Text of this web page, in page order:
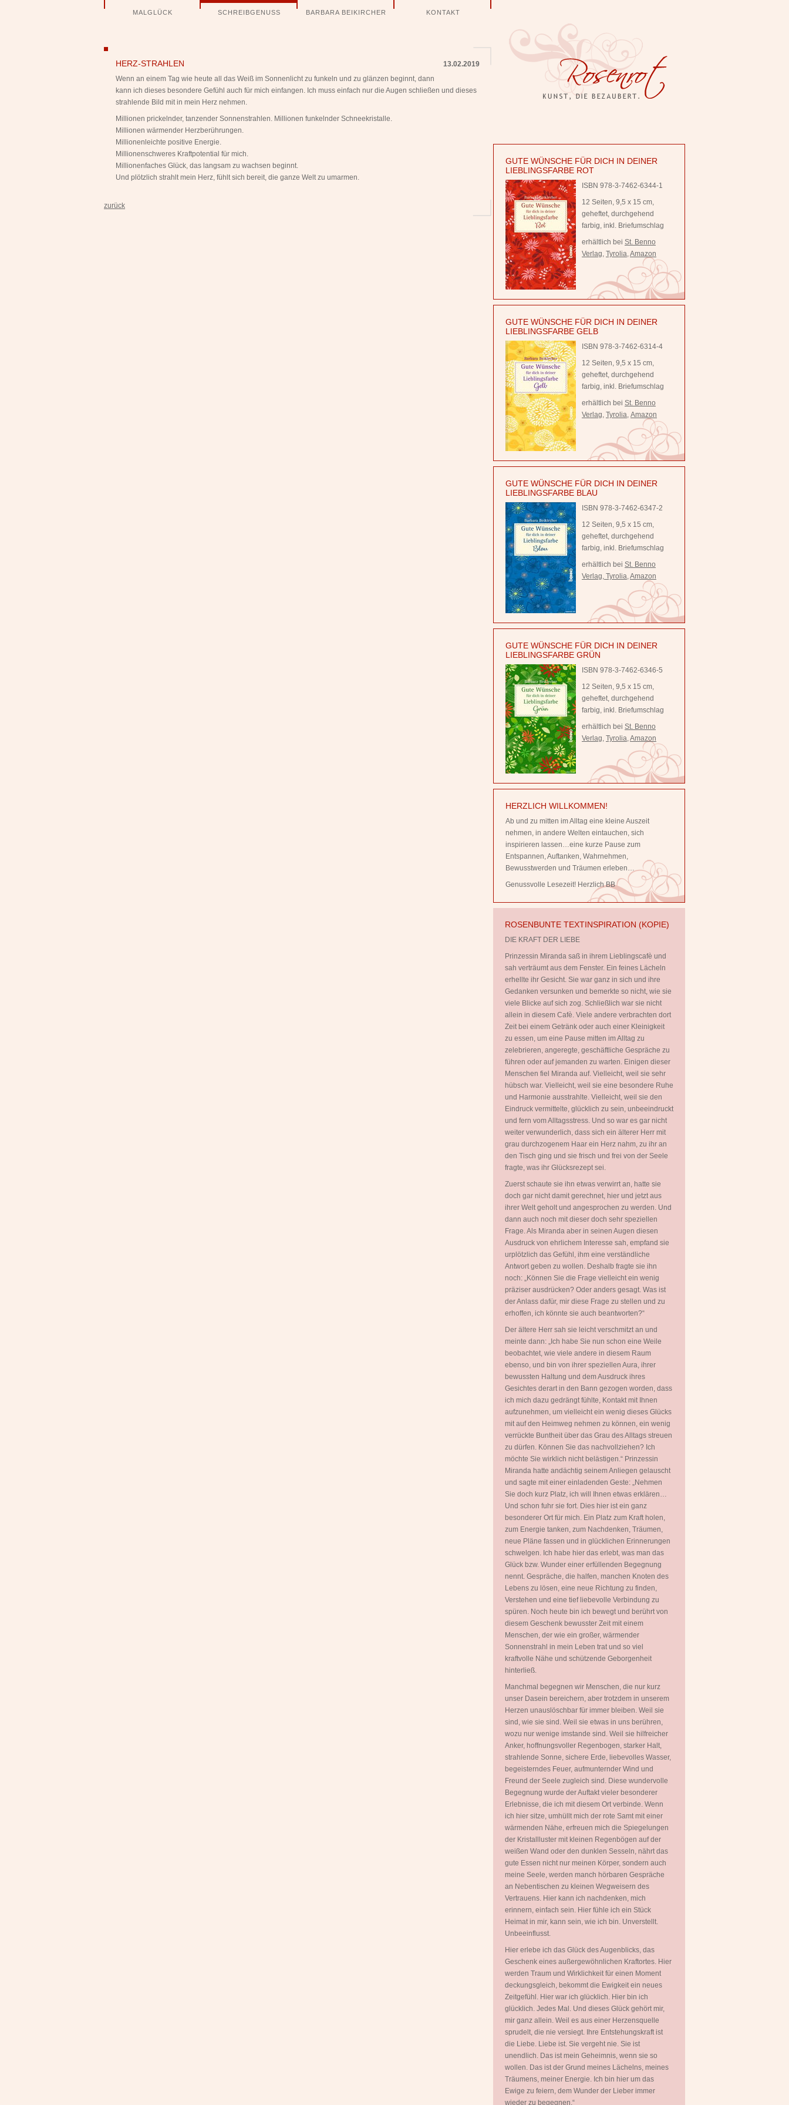
überspringenMALGLÜCK SCHREIBGENUSS BARBARA BEIKIRCHER KONTAKT
HERZ-STRAHLEN
13.02.2019
Wenn an einem Tag wie heute all das Weiß im Sonnenlicht zu funkeln und zu glänzen beginnt, dann
kann ich dieses besondere Gefühl auch für mich einfangen. Ich muss einfach nur die Augen schließen und dieses
strahlende Bild mit in mein Herz nehmen.
Millionen prickelnder, tanzender Sonnenstrahlen. Millionen funkelnder Schneekristalle.
Millionen wärmender Herzberührungen.
Millionenleichte positive Energie.
Millionenschweres Kraftpotential für mich.
Millionenfaches Glück, das langsam zu wachsen beginnt.
Und plötzlich strahlt mein Herz, fühlt sich bereit, die ganze Welt zu umarmen.
zurück
GUTE WÜNSCHE FÜR DICH IN DEINER
LIEBLINGSFARBE ROT
ISBN 978-3-7462-6344-1
12 Seiten, 9,5 x 15 cm,
geheftet, durchgehend
farbig, inkl. Briefumschlag
erhältlich bei St. Benno
Verlag, Tyrolia,Amazon
GUTE WÜNSCHE FÜR DICH IN DEINER
LIEBLINGSFARBE GELB
ISBN 978-3-7462-6314-4
12 Seiten, 9,5 x 15 cm,
geheftet, durchgehend
farbig, inkl. Briefumschlag
erhältlich bei St. Benno
Verlag, Tyrolia, Amazon
GUTE WÜNSCHE FÜR DICH IN DEINER
LIEBLINGSFARBE BLAU
ISBN 978-3-7462-6347-2
12 Seiten, 9,5 x 15 cm,
geheftet, durchgehend
farbig, inkl. Briefumschlag
erhältlich bei St. Benno
Verlag, Tyrolia,Amazon
GUTE WÜNSCHE FÜR DICH IN DEINER
LIEBLINGSFARBE GRÜN
ISBN 978-3-7462-6346-5
12 Seiten, 9,5 x 15 cm,
geheftet, durchgehend
farbig, inkl. Briefumschlag
erhältlich bei St. Benno
Verlag, Tyrolia,Amazon
HERZLICH WILLKOMMEN!
Ab und zu mitten im Alltag eine kleine Auszeit
nehmen, in andere Welten eintauchen, sich
inspirieren lassen…eine kurze Pause zum
Entspannen, Auftanken, Wahrnehmen,
Bewusstwerden und Träumen erleben…
Genussvolle Lesezeit! Herzlich BB
ROSENBUNTE TEXTINSPIRATION (KOPIE)
DIE KRAFT DER LIEBE
Prinzessin Miranda saß in ihrem Lieblingscafè und
sah verträumt aus dem Fenster. Ein feines Lächeln
erhellte ihr Gesicht. Sie war ganz in sich und ihre
Gedanken versunken und bemerkte so nicht, wie sie
viele Blicke auf sich zog. Schließlich war sie nicht
allein in diesem Cafè. Viele andere verbrachten dort
Zeit bei einem Getränk oder auch einer Kleinigkeit
zu essen, um eine Pause mitten im Alltag zu
zelebrieren, angeregte, geschäftliche Gespräche zu
führen oder auf jemanden zu warten. Einigen dieser
Menschen fiel Miranda auf. Vielleicht, weil sie sehr
hübsch war. Vielleicht, weil sie eine besondere Ruhe
und Harmonie ausstrahlte. Vielleicht, weil sie den
Eindruck vermittelte, glücklich zu sein, unbeeindruckt
und fern vom Alltagsstress. Und so war es gar nicht
weiter verwunderlich, dass sich ein älterer Herr mit
grau durchzogenem Haar ein Herz nahm, zu ihr an
den Tisch ging und sie frisch und frei von der Seele
fragte, was ihr Glücksrezept sei.
Zuerst schaute sie ihn etwas verwirrt an, hatte sie
doch gar nicht damit gerechnet, hier und jetzt aus
ihrer Welt geholt und angesprochen zu werden. Und
dann auch noch mit dieser doch sehr speziellen
Frage. Als Miranda aber in seinen Augen diesen
Ausdruck von ehrlichem Interesse sah, empfand sie
urplötzlich das Gefühl, ihm eine verständliche
Antwort geben zu wollen. Deshalb fragte sie ihn
noch: „Können Sie die Frage vielleicht ein wenig
präziser ausdrücken? Oder anders gesagt. Was ist
der Anlass dafür, mir diese Frage zu stellen und zu
erhoffen, ich könnte sie auch beantworten?“
Der ältere Herr sah sie leicht verschmitzt an und
meinte dann: „Ich habe Sie nun schon eine Weile
beobachtet, wie viele andere in diesem Raum
ebenso, und bin von ihrer speziellen Aura, ihrer
bewussten Haltung und dem Ausdruck ihres
Gesichtes derart in den Bann gezogen worden, dass
ich mich dazu gedrängt fühlte, Kontakt mit Ihnen
aufzunehmen, um vielleicht ein wenig dieses Glücks
mit auf den Heimweg nehmen zu können, ein wenig
verrückte Buntheit über das Grau des Alltags streuen
zu dürfen. Können Sie das nachvollziehen? Ich
möchte Sie wirklich nicht belästigen.“ Prinzessin
Miranda hatte andächtig seinem Anliegen gelauscht
und sagte mit einer einladenden Geste: „Nehmen
Sie doch kurz Platz, ich will Ihnen etwas erklären…
Und schon fuhr sie fort. Dies hier ist ein ganz
besonderer Ort für mich. Ein Platz zum Kraft holen,
zum Energie tanken, zum Nachdenken, Träumen,
neue Pläne fassen und in glücklichen Erinnerungen
schwelgen. Ich habe hier das erlebt, was man das
Glück bzw. Wunder einer erfüllenden Begegnung
nennt. Gespräche, die halfen, manchen Knoten des
Lebens zu lösen, eine neue Richtung zu finden,
Verstehen und eine tief liebevolle Verbindung zu
spüren. Noch heute bin ich bewegt und berührt von
diesem Geschenk bewusster Zeit mit einem
Menschen, der wie ein großer, wärmender
Sonnenstrahl in mein Leben trat und so viel
kraftvolle Nähe und schützende Geborgenheit
hinterließ.
Manchmal begegnen wir Menschen, die nur kurz
unser Dasein bereichern, aber trotzdem in unserem
Herzen unauslöschbar für immer bleiben. Weil sie
sind, wie sie sind. Weil sie etwas in uns berühren,
wozu nur wenige imstande sind. Weil sie hilfreicher
Anker, hoffnungsvoller Regenbogen, starker Halt,
strahlende Sonne, sichere Erde, liebevolles Wasser,
begeisterndes Feuer, aufmunternder Wind und
Freund der Seele zugleich sind. Diese wundervolle
Begegnung wurde der Auftakt vieler besonderer
Erlebnisse, die ich mit diesem Ort verbinde. Wenn
ich hier sitze, umhüllt mich der rote Samt mit einer
wärmenden Nähe, erfreuen mich die Spiegelungen
der Kristallluster mit kleinen Regenbögen auf der
weißen Wand oder den dunklen Sesseln, nährt das
gute Essen nicht nur meinen Körper, sondern auch
meine Seele, werden manch hörbaren Gespräche
an Nebentischen zu kleinen Wegweisern des
Vertrauens. Hier kann ich nachdenken, mich
erinnern, einfach sein. Hier fühle ich ein Stück
Heimat in mir, kann sein, wie ich bin. Unverstellt.
Unbeeinflusst.
Hier erlebe ich das Glück des Augenblicks, das
Geschenk eines außergewöhnlichen Kraftortes. Hier
werden Traum und Wirklichkeit für einen Moment
deckungsgleich, bekommt die Ewigkeit ein neues
Zeitgefühl. Hier war ich glücklich. Hier bin ich
glücklich. Jedes Mal. Und dieses Glück gehört mir,
mir ganz allein. Weil es aus einer Herzensquelle
sprudelt, die nie versiegt. Ihre Entstehungskraft ist
die Liebe. Liebe ist. Sie vergeht nie. Sie ist
unendlich. Das ist mein Geheimnis, wenn sie so
wollen. Das ist der Grund meines Lächelns, meines
Träumens, meiner Energie. Ich bin hier um das
Ewige zu feiern, dem Wunder der Lieber immer
wieder zu begegnen.“